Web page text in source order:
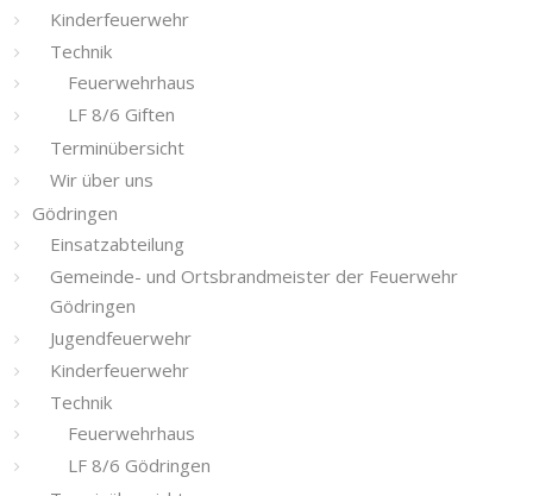
Kinderfeuerwehr
Technik
Feuerwehrhaus
LF 8/6 Giften
Terminübersicht
Wir über uns
Gödringen
Einsatzabteilung
Gemeinde- und Ortsbrandmeister der Feuerwehr
Gödringen
Jugendfeuerwehr
Kinderfeuerwehr
Technik
Feuerwehrhaus
LF 8/6 Gödringen